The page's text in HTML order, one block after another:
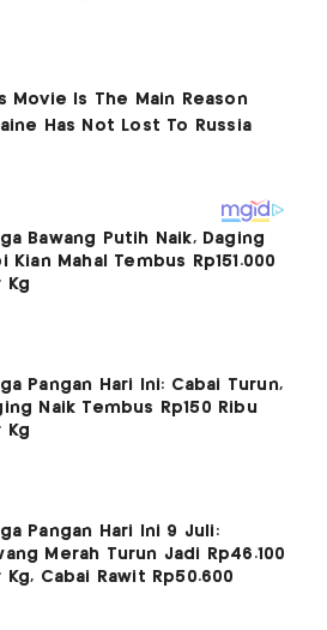
Bawang Putih Naik, Daging
Kian Mahal Tembus Rp151.000
Kg
Pangan Hari Ini: Cabai Turun,
Naik Tembus Rp150 Ribu
Kg
Pangan Hari Ini 9 Juli:
Merah Turun Jadi Rp46.100
Kg, Cabai Rawit Rp50.600